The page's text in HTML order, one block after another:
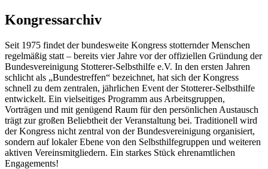
Kongressarchiv
Seit 1975 findet der bundesweite Kongress stotternder Menschen
regelmäßig statt – bereits vier Jahre vor der offiziellen Gründung der
Bundesvereinigung Stotterer-Selbsthilfe e.V. In den ersten Jahren
schlicht als „Bundestreffen“ bezeichnet, hat sich der Kongress
schnell zu dem zentralen, jährlichen Event der Stotterer-Selbsthilfe
entwickelt. Ein vielseitiges Programm aus Arbeitsgruppen,
Vorträgen und mit genügend Raum für den persönlichen Austausch
trägt zur großen Beliebtheit der Veranstaltung bei. Traditionell wird
der Kongress nicht zentral von der Bundesvereinigung organisiert,
sondern auf lokaler Ebene von den Selbsthilfegruppen und weiteren
aktiven Vereinsmitgliedern. Ein starkes Stück ehrenamtlichen
Engagements!